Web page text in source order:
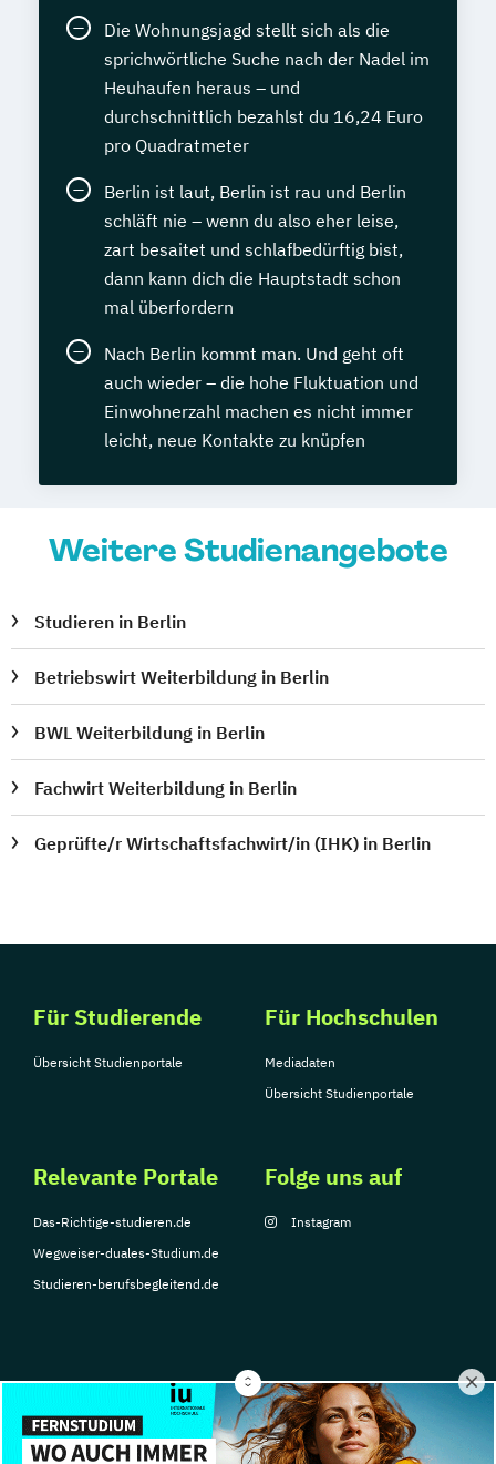
Die Wohnungsjagd stellt sich als die
sprichwörtliche Suche nach der Nadel im
Heuhaufen heraus – und
durchschnittlich bezahlst du 16,24 Euro
pro Quadratmeter
Berlin ist laut, Berlin ist rau und Berlin
schläft nie – wenn du also eher leise,
zart besaitet und schlafbedürftig bist,
dann kann dich die Hauptstadt schon
mal überfordern
Nach Berlin kommt man. Und geht oft
auch wieder – die hohe Fluktuation und
Einwohnerzahl machen es nicht immer
leicht, neue Kontakte zu knüpfen
Weitere Studienangebote
Studieren in Berlin
Betriebswirt Weiterbildung in Berlin
BWL Weiterbildung in Berlin
Fachwirt Weiterbildung in Berlin
Geprüfte/r Wirtschaftsfachwirt/in (IHK) in Berlin
Für Studierende
Übersicht Studienportale
Für Hochschulen
Mediadaten
Übersicht Studienportale
Relevante Portale
Das-Richtige-studieren.de
Wegweiser-duales-Studium.de
Studieren-berufsbegleitend.de
Folge uns auf
Instagram
© Copyright 2026, TarGroup Media GmbH
Impressum
Datenschutzerklärung Nutzungsbedingungen